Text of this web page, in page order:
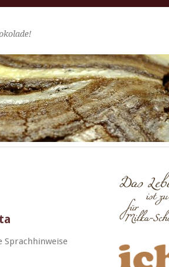
Sprach­hin­weise